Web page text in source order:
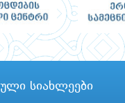
სიახლეები